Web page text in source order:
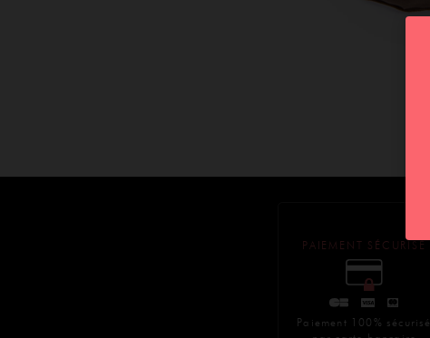
PAIEMENT SÉCURISÉ
Paiement 100% sécurisé